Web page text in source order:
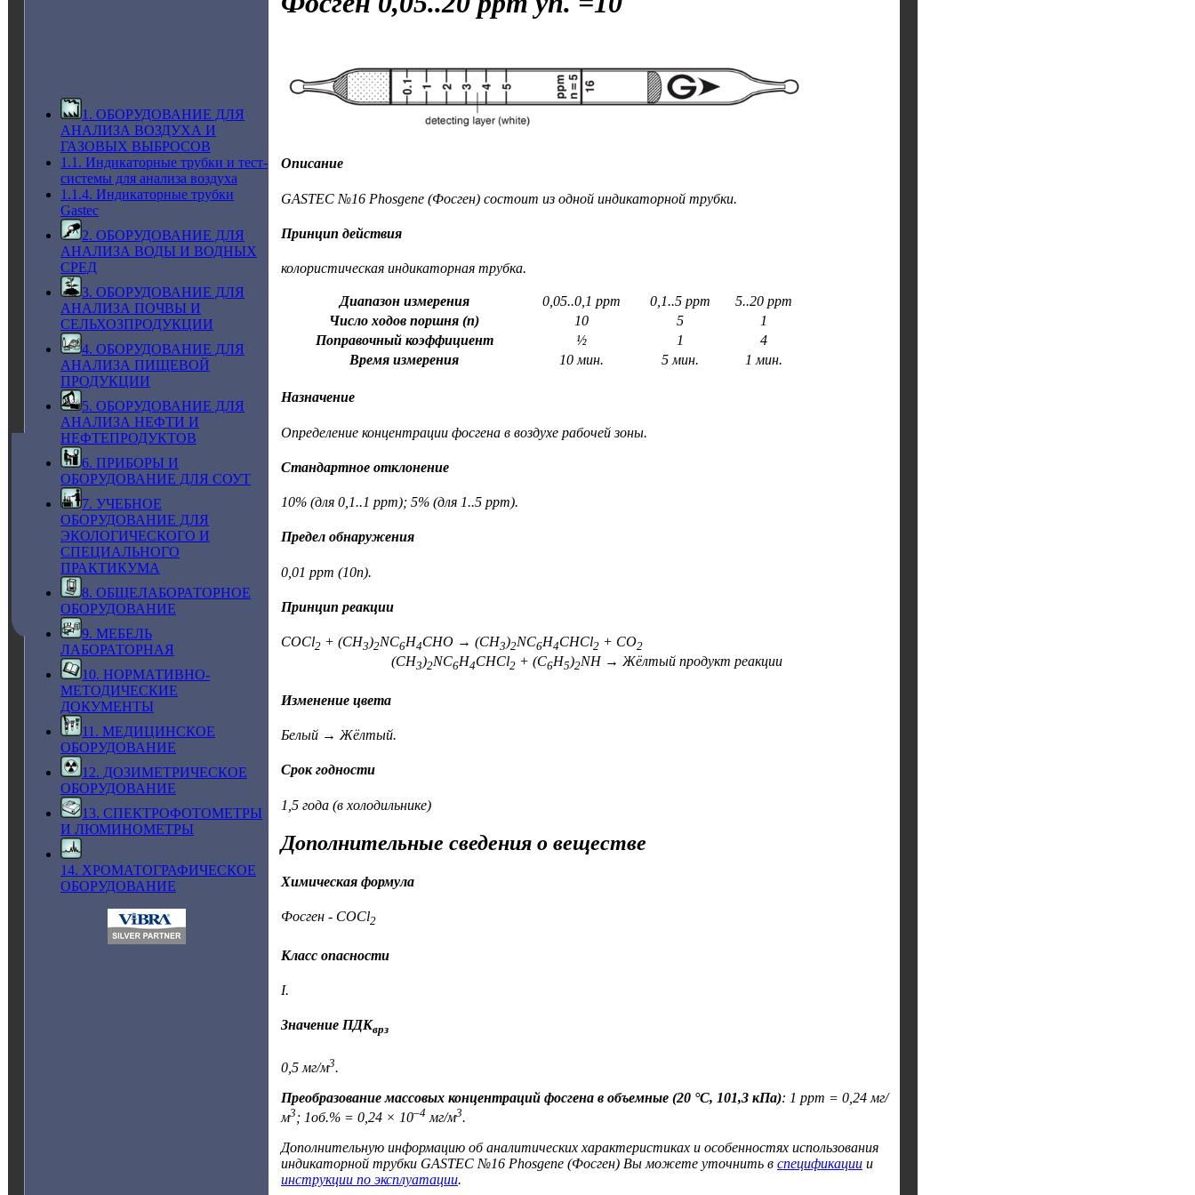
1. ОБОРУДОВАНИЕ ДЛЯ
АНАЛИЗА ВОЗДУХА И
ГАЗОВЫХ ВЫБРОСОВ
1.1. Индикаторные трубки и тест-
системы для анализа воздуха
1.1.4. Индикаторные трубки
Gastec
2. ОБОРУДОВАНИЕ ДЛЯ
АНАЛИЗА ВОДЫ И ВОДНЫХ
СРЕД
3. ОБОРУДОВАНИЕ ДЛЯ
АНАЛИЗА ПОЧВЫ И
СЕЛЬХОЗПРОДУКЦИИ
4. ОБОРУДОВАНИЕ ДЛЯ
АНАЛИЗА ПИЩЕВОЙ
ПРОДУКЦИИ
5. ОБОРУДОВАНИЕ ДЛЯ
АНАЛИЗА НЕФТИ И
НЕФТЕПРОДУКТОВ
6. ПРИБОРЫ И
ОБОРУДОВАНИЕ ДЛЯ СОУТ
7. УЧЕБНОЕ
ОБОРУДОВАНИЕ ДЛЯ
ЭКОЛОГИЧЕСКОГО И
СПЕЦИАЛЬНОГО
ПРАКТИКУМА
8. ОБЩЕЛАБОРАТОРНОЕ
ОБОРУДОВАНИЕ
9. МЕБЕЛЬ
ЛАБОРАТОРНАЯ
10. НОРМАТИВНО-
МЕТОДИЧЕСКИЕ
ДОКУМЕНТЫ
11. МЕДИЦИНСКОЕ
ОБОРУДОВАНИЕ
12. ДОЗИМЕТРИЧЕСКОЕ
ОБОРУДОВАНИЕ
13. СПЕКТРОФОТОМЕТРЫ
И ЛЮМИНОМЕТРЫ
14. ХРОМАТОГРАФИЧЕСКОЕ
ОБОРУДОВАНИЕ
Описание
GASTEC №16 Phosgene (Фосген) состоит из одной индикаторной трубки.
Принцип действия
колористическая индикаторная трубка.
Диапазон измерения 0,05..0,1 ppm 0,1..5 ppm
5..20 ppm
Число ходов поршня (n)
10 5
1
Поправочный коэффициент
½ 1
4
Время измерения
10 мин. 5 мин. 1 мин.
Назначение
Определение концентрации фосгена в воздухе рабочей зоны.
Стандартное отклонение
10% (для 0,1..1 ppm); 5% (для 1..5 ppm).
Предел обнаружения
0,01 ppm (10n).
Принцип реакции
COCl2 + (CH3)2NC6H4CHO → (CH3)2NC6H4CHCl2 + CO2
(CH3)2NC6H4CHCl2 + (C6H5)2NH → Жёлтый продукт реакции
Изменение цвета
Белый → Жёлтый.
Срок годности
1,5 года (в холодильнике)
Дополнительные сведения о веществе
Химическая формула
Фосген - COCl2
Класс опасности
I.
Значение ПДКврз
0,5 мг/м3.
Преобразование массовых концентраций фосгена в объемные (20 °C, 101,3 кПа): 1 ppm = 0,24 мг/
м3 ; 1об.% = 0,24 × 10–4 мг/м3.
Дополнительную информацию об аналитических характеристиках и особенностях использования
индикаторной трубки GASTEC №16 Phosgene (Фосген) Вы можете уточнить в спецификации и
инструкции по эксплуатации.